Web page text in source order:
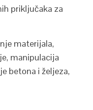
priključaka za
materijala,
manipulacija
betona i željeza,